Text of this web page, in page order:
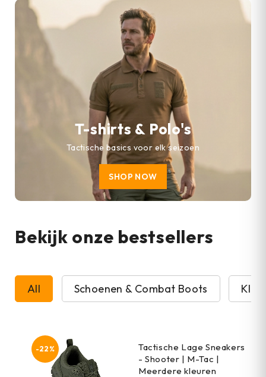
T-shirts & Polo's
Tactische basics voor elk seizoen
SHOP NOW
Bekijk onze bestsellers
All Schoenen & Combat Boots
-22%
Tactische Lage Sneakers
- Shooter | M-Tac |
Meerdere kleuren